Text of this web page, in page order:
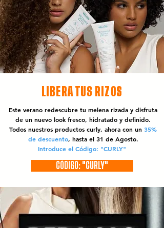
LIBERA TUS RIZOS
Este verano redescubre tu melena rizada y disfruta
de un nuevo look fresco, hidratado y definido.
Todos nuestros productos curly, ahora con un 35%
de descuento, hasta el 31 de Agosto.
Introduce el Código: "CURLY"
CÓDIGO: "CURLY"